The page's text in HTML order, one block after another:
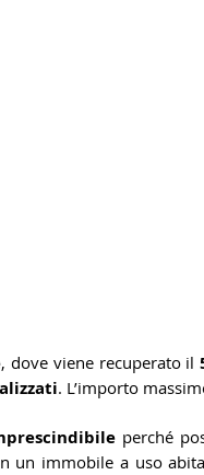
, dove viene recuperato il
. L’importo
perché
un immobile a uso